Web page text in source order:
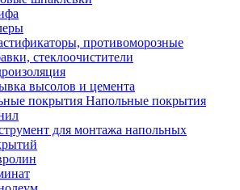
противоморозные
стеклоочистители
высолов и цемента
Напольные покрытия
для монтажа напольных